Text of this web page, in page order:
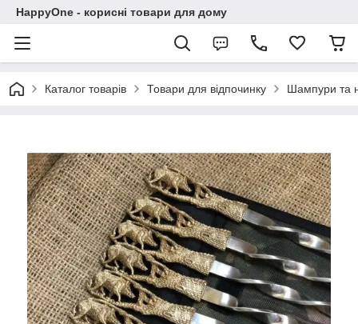
HappyOne - корисні товари для дому
Каталог товарів Товари для відпочинку Шампури та